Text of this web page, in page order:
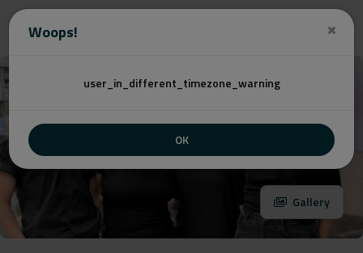
Woops!
user_in_different_timezone_warning
OK
Gallery